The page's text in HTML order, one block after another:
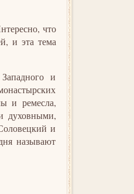
что
и эта тема
и
и ремесла,
духовными,
и
называют